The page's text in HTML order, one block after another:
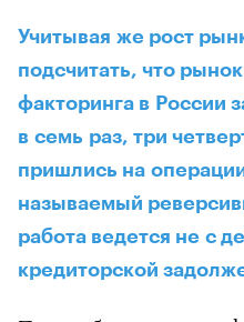
Учитывая же рост
подсчитать, что
факторинга в России
в семь раз, три
пришлись на
называемый
работа ведется не с
кредиторской